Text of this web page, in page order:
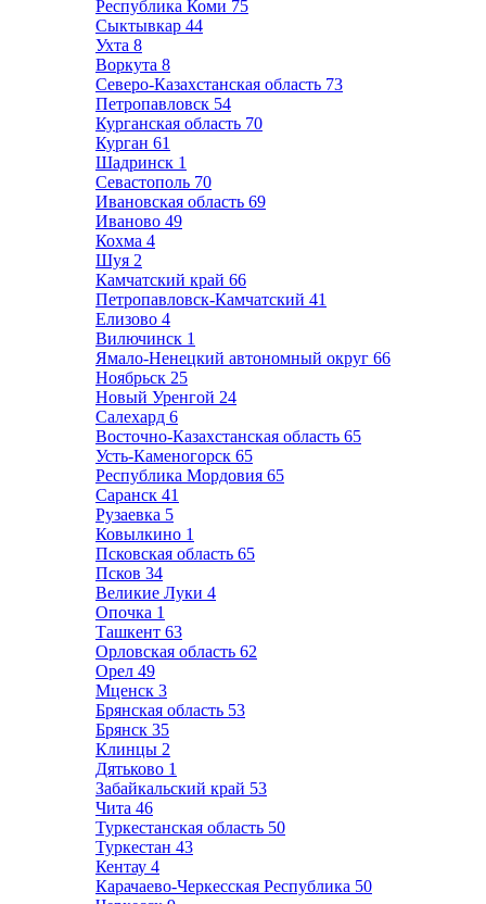
Республика Коми 75
Сыктывкар 44
Ухта 8
Воркута 8
Северо-Казахстанская область 73
Петропавловск 54
Курганская область 70
Курган 61
Шадринск 1
Севастополь 70
Ивановская область 69
Иваново 49
Кохма 4
Шуя 2
Камчатский край 66
Петропавловск-Камчатский 41
Елизово 4
Вилючинск 1
Ямало-Ненецкий автономный округ 66
Ноябрьск 25
Новый Уренгой 24
Салехард 6
Восточно-Казахстанская область 65
Усть-Каменогорск 65
Республика Мордовия 65
Саранск 41
Рузаевка 5
Ковылкино 1
Псковская область 65
Псков 34
Великие Луки 4
Опочка 1
Ташкент 63
Орловская область 62
Орел 49
Мценск 3
Брянская область 53
Брянск 35
Клинцы 2
Дятьково 1
Забайкальский край 53
Чита 46
Туркестанская область 50
Туркестан 43
Кентау 4
Карачаево-Черкесская Республика 50